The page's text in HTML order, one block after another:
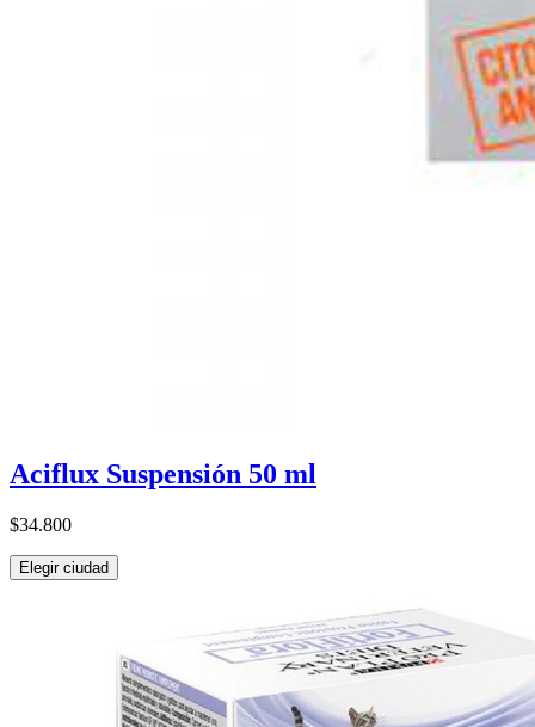
Aciflux Suspensión 50 ml
$34.800
Elegir ciudad